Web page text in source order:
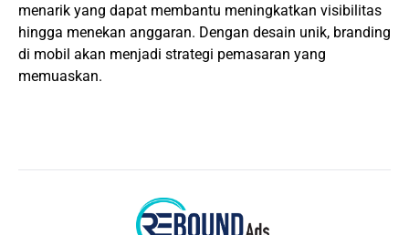
menarik yang dapat membantu meningkatkan visibilitas
hingga menekan anggaran. Dengan desain unik, branding
di mobil akan menjadi strategi pemasaran yang
memuaskan.